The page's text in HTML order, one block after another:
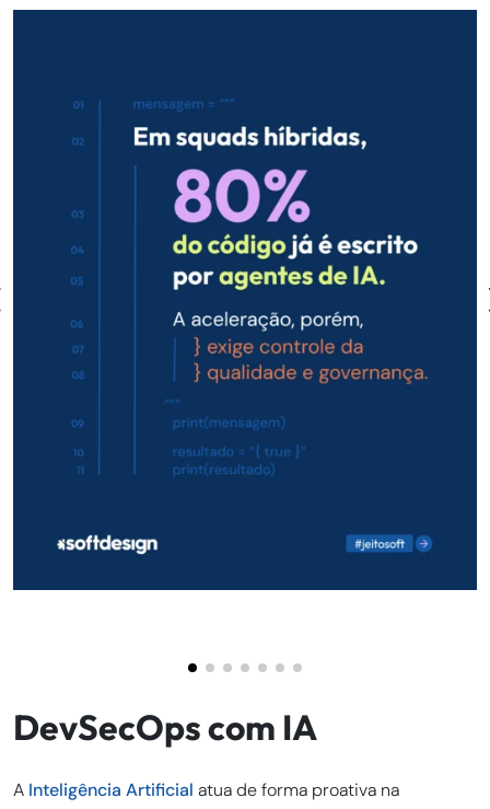
DevSecOps com IA
A Inteligência Artificial atua de forma proativa na